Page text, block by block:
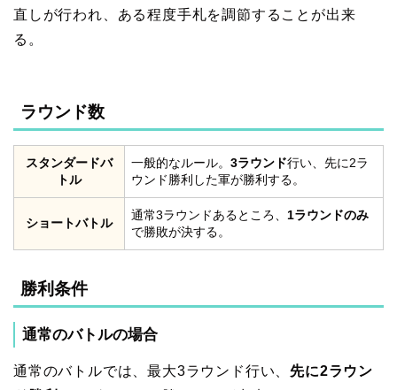
直しが行われ、ある程度手札を調節することが出来
る。
ラウンド数
スタンダードバ
トル
一般的なルール。 3ラウンド行い、先に2ラ
ウンド勝利した軍が勝利する。
ショートバトル
通常3ラウンドあるところ、 1ラウンドのみ
で勝敗が決する。
勝利条件
通常のバトルの場合
通常のバトルでは、最大3ラウンド行い、先に2ラウン